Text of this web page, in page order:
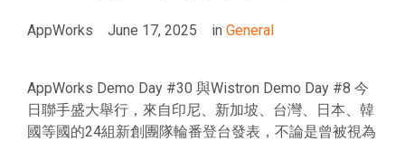
AppWorks June 17, 2025 in General
AppWorks Demo Day #30 與Wistron Demo Day #8 今
日聯手盛大舉行 ，來自印尼、新加坡、台灣、日本、韓
國等國的24組新創團隊輪番登台發表，不論是曾被視為